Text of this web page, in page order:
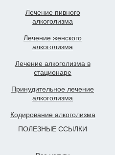
Лечение пивного
алкоголизма
Лечение женского
алкоголизма
Лечение алкоголизма в
стационаре
Принудительное лечение
алкоголизма
Кодирование алкоголизма
ПОЛЕЗНЫЕ ССЫЛКИ